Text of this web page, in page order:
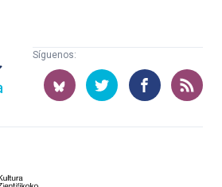
Síguenos: